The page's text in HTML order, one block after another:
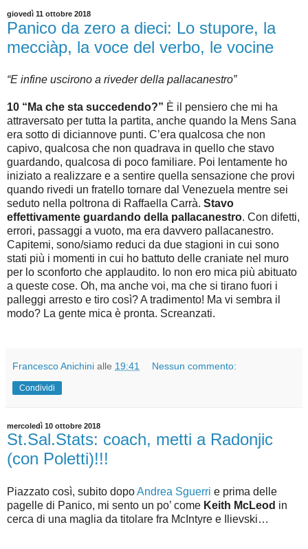
giovedì 11 ottobre 2018
Panico da zero a dieci: Lo stupore, la
mecciàp, la voce del verbo, le vocine
“E infine uscirono a riveder della pallacanestro”
10 “Ma che sta succedendo?” È il pensiero che mi ha
attraversato per tutta la partita, anche quando la Mens Sana
era sotto di diciannove punti. C’era qualcosa che non
capivo, qualcosa che non quadrava in quello che stavo
guardando, qualcosa di poco familiare. Poi lentamente ho
iniziato a realizzare e a sentire quella sensazione che provi
quando rivedi un fratello tornare dal Venezuela mentre sei
seduto nella poltrona di Raffaella Carrà. Stavo
effettivamente guardando della pallacanestro. Con difetti,
errori, passaggi a vuoto, ma era davvero pallacanestro.
Capitemi, sono/siamo reduci da due stagioni in cui sono
stati più i momenti in cui ho battuto delle craniate nel muro
per lo sconforto che applaudito. Io non ero mica più abituato
a queste cose. Oh, ma anche voi, ma che si tirano fuori i
palleggi arresto e tiro così? A tradimento! Ma vi sembra il
modo? La gente mica è pronta. Screanzati.
Francesco Anichini alle 19:41 Nessun commento:
Condividi
mercoledì 10 ottobre 2018
St.Sal.Stats: coach, metti a Radonjic
(con Poletti)!!!
Piazzato così, subito dopoAndrea Sguerri e prima delle
pagelle di Panico, mi sento un po’ come Keith McLeod in
cerca di una maglia da titolare fra McIntyre e Ilievski…